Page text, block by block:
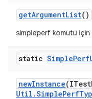
getArgumentList()
simpleperf komutu için
static SimplePerf
newInstance(ITest
Util .SimplePerf